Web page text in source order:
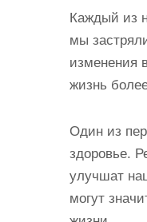
Каждый из
мы
изменения
жизнь
Один из
здоровье.
улучшат
могут